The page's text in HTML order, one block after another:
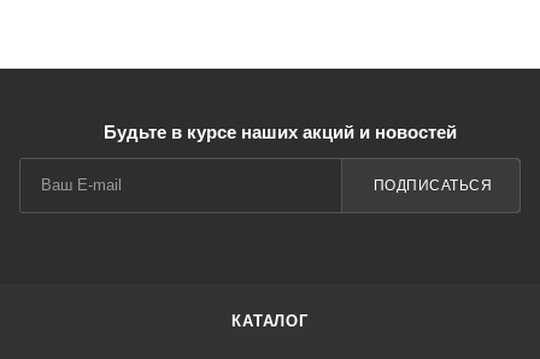
Будьте в курсе наших акций и новостей
ПОДПИСАТЬСЯ
КАТАЛОГ